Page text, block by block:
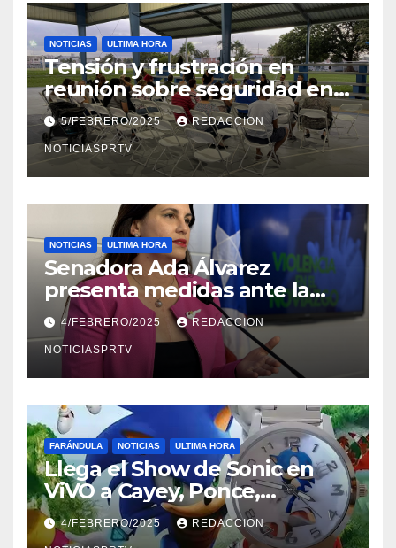
NOTICIAS ULTIMA HORA
Tensión y frustración en
reunión sobre seguridad en
Reparto Metropolitano
5/FEBRERO/2025 REDACCION
NOTICIASPRTV
NOTICIAS ULTIMA HORA
Senadora Ada Álvarez
presenta medidas ante la
violencia en el noviazgo
4/FEBRERO/2025 REDACCION
NOTICIASPRTV
FARÁNDULA NOTICIAS ULTIMA HORA
Llega el Show de Sonic en
ViVO a Cayey, Ponce,
Barceloneta y Humacao,
Relojes gratis para el que
4/FEBRERO/2025 REDACCION